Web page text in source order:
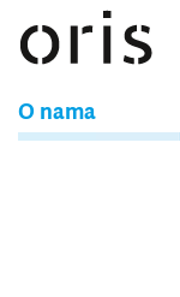
O nama